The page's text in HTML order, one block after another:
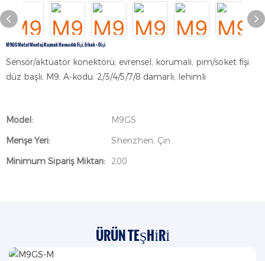
M9GS Metal Montaj Kaynak Havacılık Fişi, Erkek + Dişi
Sensör/aktüatör konektörü, evrensel, korumalı, pim/soket fişi
düz başlı, M9, A-kodu: 2/3/4/5/7/8 damarlı, lehimli
Model:
M9GS
Menşe Yeri:
Shenzhen, Çin
Minimum Sipariş Miktarı:
200
ÜRÜN TEŞHIRI